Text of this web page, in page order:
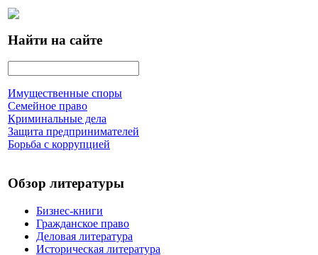
Найти на сайте
Имущественные споры
Семейное право
Криминальные дела
Защита предпринимателей
Борьба с коррупцией
Обзор литературы
Бизнес-книги
Гражданское право
Деловая литература
Историческая литература